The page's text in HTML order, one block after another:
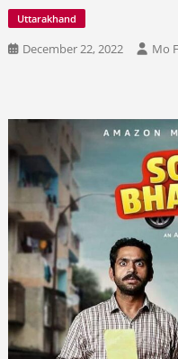
Uttarakhand
December 22, 2022 Mo